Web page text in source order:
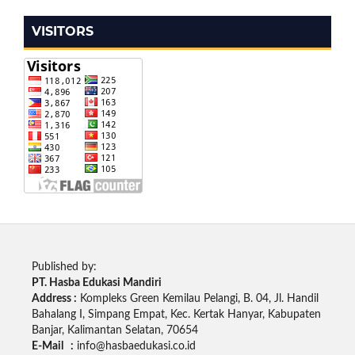
VISITORS
Published by:
PT. Hasba Edukasi Mandiri
Address : Kompleks Green Kemilau Pelangi, B. 04, Jl. Handil
Bahalang I, Simpang Empat, Kec. Kertak Hanyar, Kabupaten
Banjar, Kalimantan Selatan, 70654
E-Mail : info@hasbaedukasi.co.id